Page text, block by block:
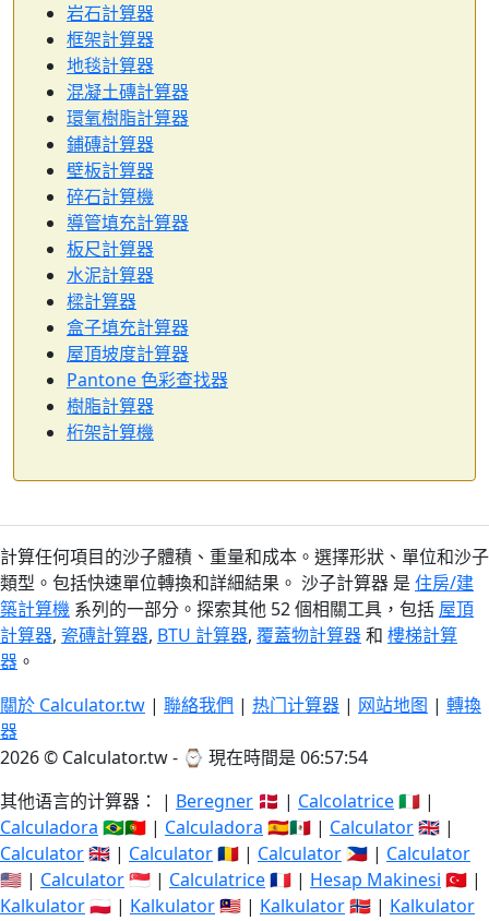
岩石計算器
框架計算器
地毯計算器
混凝土磚計算器
環氧樹脂計算器
鋪磚計算器
壁板計算器
碎石計算機
導管填充計算器
板尺計算器
水泥計算器
樑計算器
盒子填充計算器
屋頂坡度計算器
Pantone 色彩查找器
樹脂計算器
桁架計算機
計算任何項目的沙子體積、重量和成本。選擇形狀、單位和沙子
類型。包括快速單位轉換和詳細結果。 沙子計算器 是 住房/建
築計算機 系列的一部分。探索其他 52 個相關工具，包括 屋頂
計算器, 瓷磚計算器, BTU 計算器, 覆蓋物計算器和 樓梯計算
器 。
關於 Calculator.tw | 聯絡我們 | 热门计算器 | 网站地图 | 轉換
器
2026 © Calculator.tw - ⌚ 現在時間是 06:57:54
其他语言的计算器： | Beregner 🇩🇰 | Calcolatrice🇮🇹 |
Calculadora 🇧🇷🇵🇹 | Calculadora 🇪🇸🇲🇽 | Calculator🇬🇧 |
Calculator🇬🇧 | Calculator🇷🇴 | Calculator 🇵🇭 | Calculator
🇺🇸 | Calculator🇸🇬 | Calculatrice🇫🇷 | Hesap Makinesi 🇹🇷 |
Kalkulator🇵🇱 | Kalkulator🇲🇾 | Kalkulator🇳🇴 | Kalkulator